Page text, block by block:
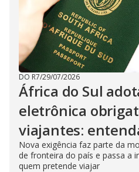
DO R7/29/07/2026
África do Sul
eletrônica
viajantes:
Nova exigência faz parte da
de fronteira do país e passa a
quem pretende viajar